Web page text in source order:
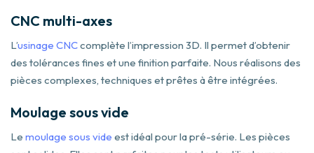
CNC multi-axes
L’usinage CNCcomplète l’impression 3D. Il permet d’obtenir
des tolérances fines et une finition parfaite. Nous réalisons des
pièces complexes, techniques et prêtes à être intégrées.
Moulage sous vide
Le moulage sous vide est idéal pour la pré-série. Les pièces